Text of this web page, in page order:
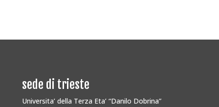
sede di trieste
Universita’ della Terza Eta’ “Danilo Dobrina”